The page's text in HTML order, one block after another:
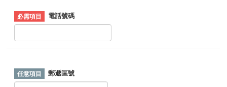
電話號碼
郵遞區號